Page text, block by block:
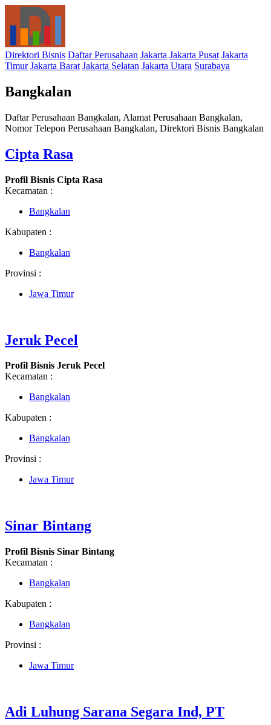
Direktori Bisnis Daftar Perusahaan Jakarta Jakarta Pusat Jakarta
Timur Jakarta Barat Jakarta Selatan Jakarta Utara Surabaya
Bangkalan
Daftar Perusahaan Bangkalan, Alamat Perusahaan Bangkalan,
Nomor Telepon Perusahaan Bangkalan, Direktori Bisnis Bangkalan
Cipta Rasa
Profil Bisnis Cipta Rasa
Kecamatan :
Bangkalan
Kabupaten :
Bangkalan
Provinsi :
Jawa Timur
Jeruk Pecel
Profil Bisnis Jeruk Pecel
Kecamatan :
Bangkalan
Kabupaten :
Bangkalan
Provinsi :
Jawa Timur
Sinar Bintang
Profil Bisnis Sinar Bintang
Kecamatan :
Bangkalan
Kabupaten :
Bangkalan
Provinsi :
Jawa Timur
Adi Luhung Sarana Segara Ind, PT